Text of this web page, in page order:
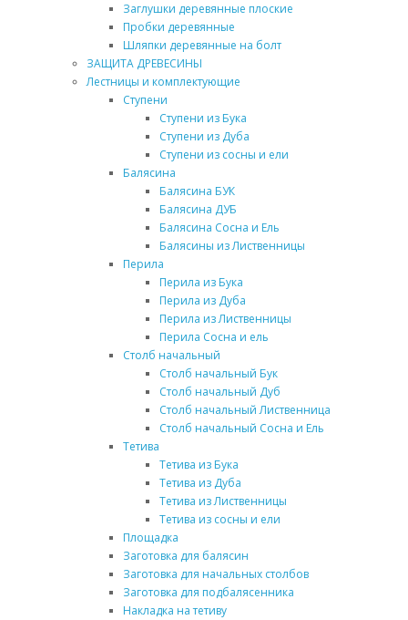
Заглушки деревянные плоские
Пробки деревянные
Шляпки деревянные на болт
ЗАЩИТА ДРЕВЕСИНЫ
Лестницы и комплектующие
Ступени
Ступени из Бука
Ступени из Дуба
Ступени из сосны и ели
Балясина
Балясина БУК
Балясина ДУБ
Балясина Сосна и Ель
Балясины из Лиственницы
Перила
Перила из Бука
Перила из Дуба
Перила из Лиственницы
Перила Сосна и ель
Столб начальный
Столб начальный Бук
Столб начальный Дуб
Столб начальный Лиственница
Столб начальный Сосна и Ель
Тетива
Тетива из Бука
Тетива из Дуба
Тетива из Лиственницы
Тетива из сосны и ели
Площадка
Заготовка для балясин
Заготовка для начальных столбов
Заготовка для подбалясенника
Накладка на тетиву